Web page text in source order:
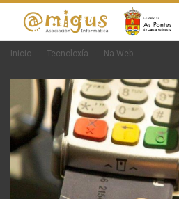
Inicio Tecnoloxía Na Web